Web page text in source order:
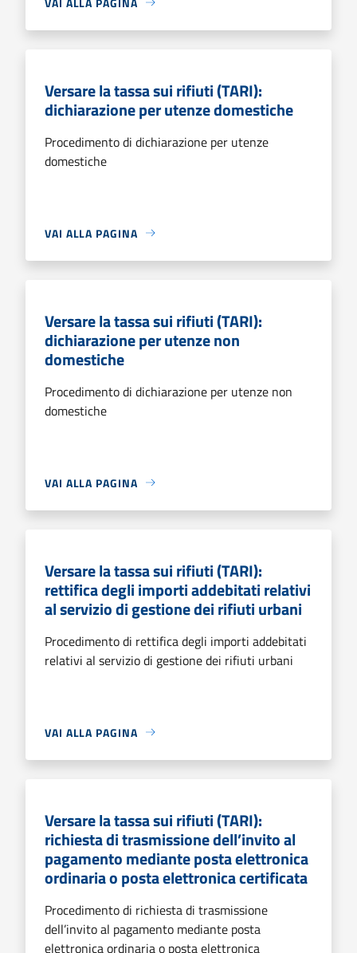
Versare la tassa sui rifiuti (TARI):
dichiarazione per utenze domestiche
Procedimento di dichiarazione per utenze
domestiche
VAI ALLA PAGINA
Versare la tassa sui rifiuti (TARI):
dichiarazione per utenze non
domestiche
Procedimento di dichiarazione per utenze non
domestiche
VAI ALLA PAGINA
Versare la tassa sui rifiuti (TARI):
rettifica degli importi addebitati relativi
al servizio di gestione dei rifiuti urbani
Procedimento di rettifica degli importi addebitati
relativi al servizio di gestione dei rifiuti urbani
VAI ALLA PAGINA
Versare la tassa sui rifiuti (TARI):
richiesta di trasmissione dell’invito al
pagamento mediante posta elettronica
ordinaria o posta elettronica certificata
Procedimento di richiesta di trasmissione
dell’invito al pagamento mediante posta
elettronica ordinaria o posta elettronica